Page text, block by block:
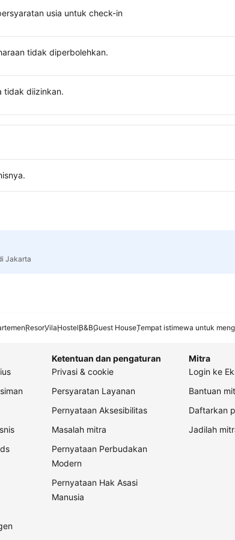
usia untuk check-in
tidak diperbolehkan.
tidak diizinkan.
Jakarta
ResorVilaHostelB&BGuest HouseTempat istimewa untuk
Ketentuan dan pengaturan
Privasi & cookie
Persyaratan Layanan
Pernyataan Aksesibilitas
Masalah mitra
Pernyataan Perbudakan
Modern
Pernyataan Hak Asasi
Manusia
Mitra
Login ke
Bantuan
Daftarkan
Jadilah